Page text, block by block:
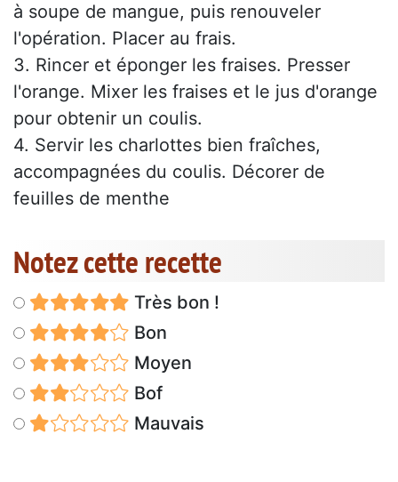
à soupe de mangue, puis renouveler
l'opération. Placer au frais.
3. Rincer et éponger les fraises. Presser
l'orange. Mixer les fraises et le jus d'orange
pour obtenir un coulis.
4. Servir les charlottes bien fraîches,
accompagnées du coulis. Décorer de
feuilles de menthe
Notez cette recette
Très bon !
Bon
Moyen
Bof
Mauvais